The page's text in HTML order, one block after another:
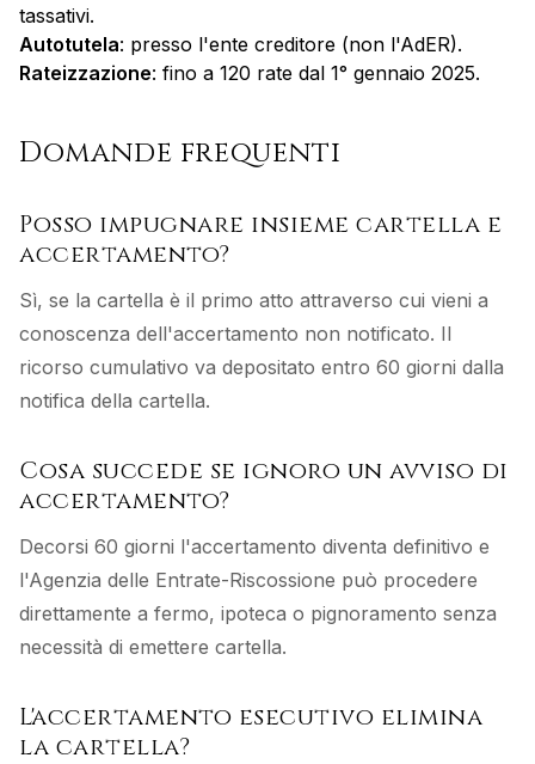
tassativi.
Autotutela: presso l'ente creditore (non l'AdER).
Rateizzazione: fino a 120 rate dal 1° gennaio 2025.
Domande frequenti
Posso impugnare insieme cartella e
accertamento?
Sì, se la cartella è il primo atto attraverso cui vieni a
conoscenza dell'accertamento non notificato. Il
ricorso cumulativo va depositato entro 60 giorni dalla
notifica della cartella.
Cosa succede se ignoro un avviso di
accertamento?
Decorsi 60 giorni l'accertamento diventa definitivo e
l'Agenzia delle Entrate-Riscossione può procedere
direttamente a fermo, ipoteca o pignoramento senza
necessità di emettere cartella.
L'accertamento esecutivo elimina
la cartella?